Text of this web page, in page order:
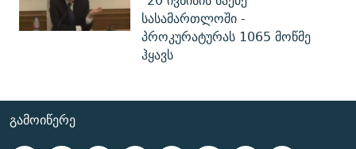
სასამართლოში -
პროკურატურას 1065 მოწმე
ჰყავს
ᲒᲐᲛᲝᲘᲬᲔᲠᲔ